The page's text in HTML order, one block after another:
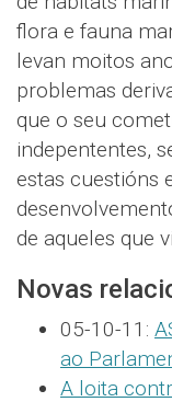
flora e fauna
levan moitos
problemas
que o seu
indepententes,
estas cuestións
de aqueles que
Novas
05-10-11:
ao
A loita